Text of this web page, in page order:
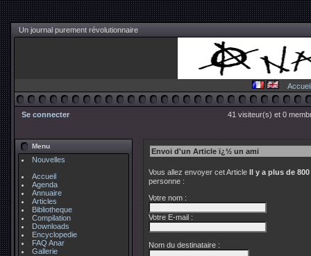
Un journal purement révolutionnaire
Accueil
Se connecter 41 visiteur(s) et 0
Menu
Nouvelles
Accueil
Agenda
Annuaire
Articles
Bibliotheque
Compilation
Downloads
Encyclopedie
FAQ Anar
Gallerie
Envoi d'un Article ï¿½ un ami
Vous allez envoyer cet Article Il y a plus de
personne :
Votre nom :
Votre E-mail :
Nom du destinataire :